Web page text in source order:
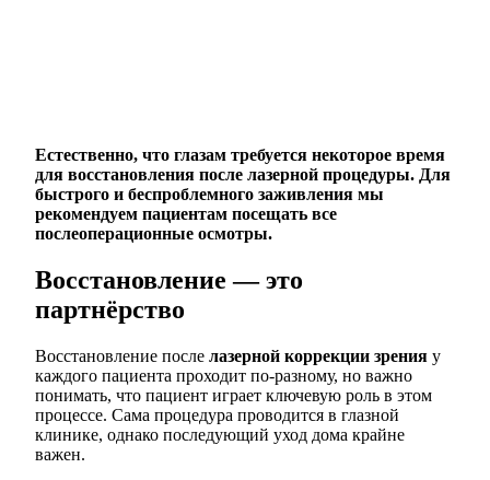
Естественно, что глазам требуется некоторое время
для восстановления после лазерной процедуры. Для
быстрого и беспроблемного заживления мы
рекомендуем пациентам посещать все
послеоперационные осмотры.
Восстановление — это
партнёрство
Восстановление после лазерной коррекции зрения у
каждого пациента проходит по-разному, но важно
понимать, что пациент играет ключевую роль в этом
процессе. Сама процедура проводится в глазной
клинике, однако последующий уход дома крайне
важен.